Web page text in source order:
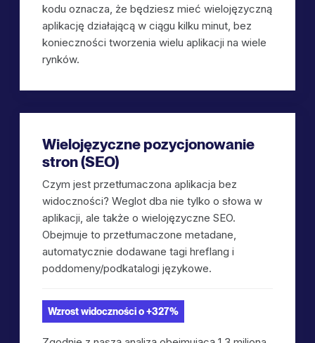
kodu oznacza, że będziesz mieć wielojęzyczną
aplikację działającą w ciągu kilku minut, bez
konieczności tworzenia wielu aplikacji na wiele
rynków.
Wielojęzyczne pozycjonowanie
stron (SEO)
Czym jest przetłumaczona aplikacja bez
widoczności? Weglot dba nie tylko o słowa w
aplikacji, ale także o wielojęzyczne SEO.
Obejmuje to przetłumaczone metadane,
automatycznie dodawane tagi hreflang i
poddomeny/podkatalogi językowe.
Wzrost widoczności o +327%